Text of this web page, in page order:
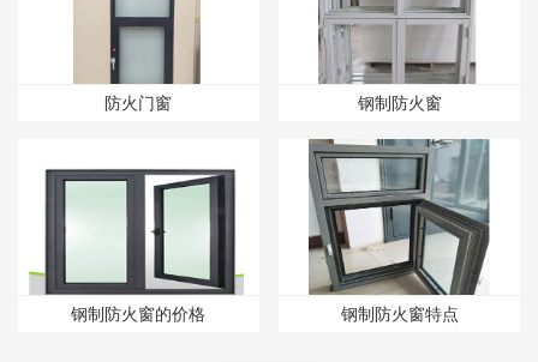
防火门窗 钢制防火窗
钢制防火窗的价格 钢制防火窗特点